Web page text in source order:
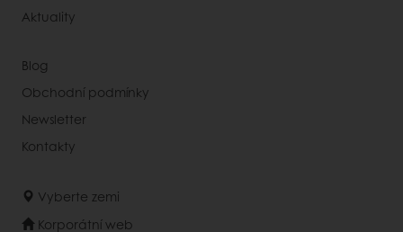
Aktuality
Blog
Obchodní podmínky
Newsletter
Kontakty
Vyberte zemi
Korporátní web